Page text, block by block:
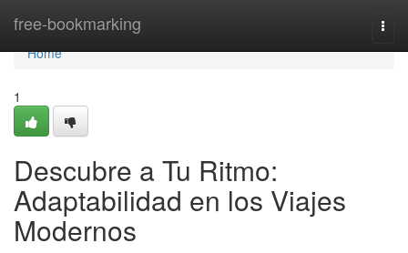
free-bookmarking
Home
Home
1
Descubre a Tu Ritmo:
Adaptabilidad en los Viajes
Modernos